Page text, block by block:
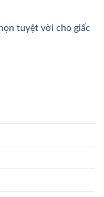
tuyệt vời cho giấc